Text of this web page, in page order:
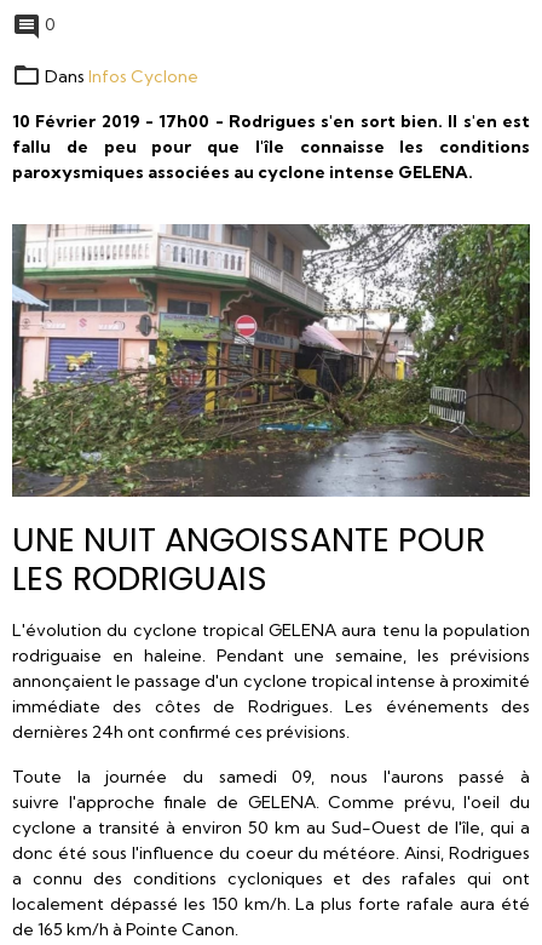
0
Dans Infos Cyclone
10 Février 2019 - 17h00 - Rodrigues s'en sort bien. Il s'en est
fallu de peu pour que l'île connaisse les conditions
paroxysmiques associées au cyclone intense GELENA.
UNE NUIT ANGOISSANTE POUR
LES RODRIGUAIS
L'évolution du cyclone tropical GELENA aura tenu la population
rodriguaise en haleine. Pendant une semaine, les prévisions
annonçaient le passage d'un cyclone tropical intense à proximité
immédiate des côtes de Rodrigues. Les événements des
dernières 24h ont confirmé ces prévisions.
Toute la journée du samedi 09, nous l'aurons passé à
suivre l'approche finale de GELENA. Comme prévu, l'oeil du
cyclone a transité à environ 50 km au Sud-Ouest de l'île, qui a
donc été sous l'influence du coeur du météore. Ainsi, Rodrigues
a connu des conditions cycloniques et des rafales qui ont
localement dépassé les 150 km/h. La plus forte rafale aura été
de 165 km/h à Pointe Canon.